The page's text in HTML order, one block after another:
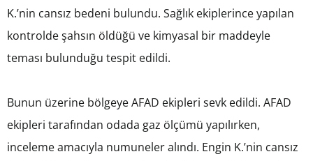
K.’nin cansız bedeni bulundu. Sağlık ekiplerince yapılan
kontrolde şahsın öldüğü ve kimyasal bir maddeyle
teması bulunduğu tespit edildi.
Bunun üzerine bölgeye AFAD ekipleri sevk edildi. AFAD
ekipleri tarafından odada gaz ölçümü yapılırken,
inceleme amacıyla numuneler alındı. Engin K.’nin cansız